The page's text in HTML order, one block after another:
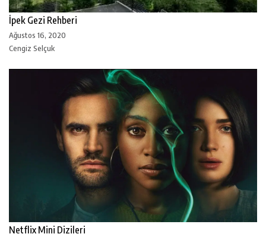
İpek Gezi Rehberi
Ağustos 16, 2020
Cengiz Selçuk
Netflix Mini Dizileri